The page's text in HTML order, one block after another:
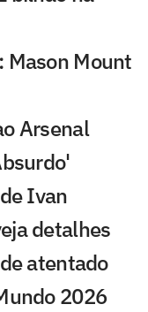
Mason Mount
Arsenal
Ivan
detalhes
atentado
2026